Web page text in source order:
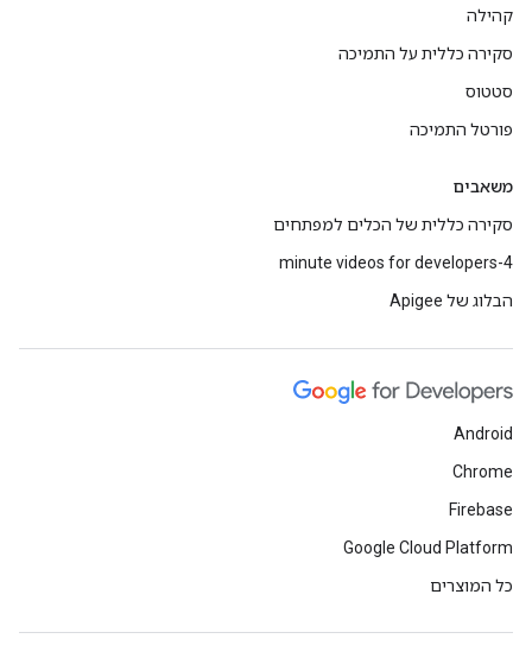
קהילה
סקירה כללית על התמיכה
סטטוס
פורטל התמיכה
משאבים
סקירה כללית של הכלים למפתחים
4-minute videos for developers
הבלוג של Apigee
Android
Chrome
Firebase
Google Cloud Platform
כל המוצרים